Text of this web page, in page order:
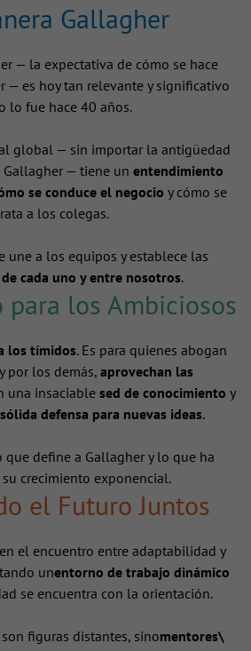
Gallagher
— la expectativa de cómo se hace
— es hoy tan relevante y significativo
lo fue hace 40 años.
global — sin importar la antigüedad
Gallagher — tiene un entendimiento
se conduce el negocio y cómo se
a los colegas.
une a los equipos y establece las
cada uno y entre nosotros.
para los Ambiciosos
los tímidos. Es para quienes abogan
por los demás, aprovechan las
una insaciable sed de conocimiento y
sólida defensa para nuevas ideas.
que define a Gallagher y lo que ha
crecimiento exponencial.
el Futuro Juntos
el encuentro entre adaptabilidad y
unentorno de trabajo dinámico
se encuentra con la orientación.
figuras distantes, sinomentores\